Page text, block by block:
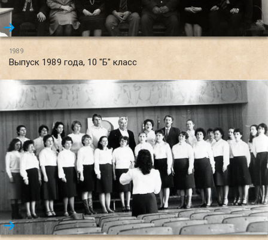
1989
Выпуск 1989 года, 10 "Б" класс